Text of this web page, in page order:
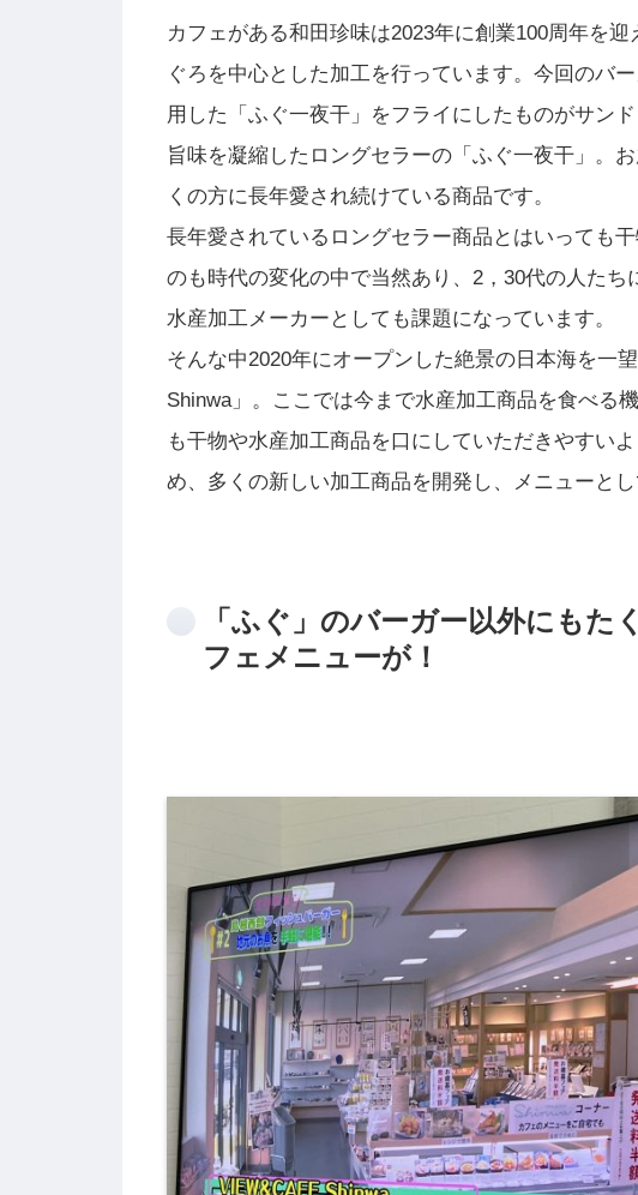
カフェがある和田珍味は2023年に創業100周年を
ぐろを中心とした加工を行っています。今回のバ
用した「ふぐ一夜干」をフライにしたものがサン
旨味を凝縮したロングセラーの「ふぐ一夜干」。
くの方に長年愛され続けている商品です。
長年愛されているロングセラー商品とはいっても
のも時代の変化の中で当然あり、2，30代の人た
水産加工メーカーとしても課題になっています。
そんな中2020年にオープンした絶景の日本海を一
Shinwa」。ここでは今まで水産加工商品を食べる
も干物や水産加工商品を口にしていただきやすい
め、多くの新しい加工商品を開発し、メニューとし
「ふぐ」のバーガー以外にもた
フェメニューが！